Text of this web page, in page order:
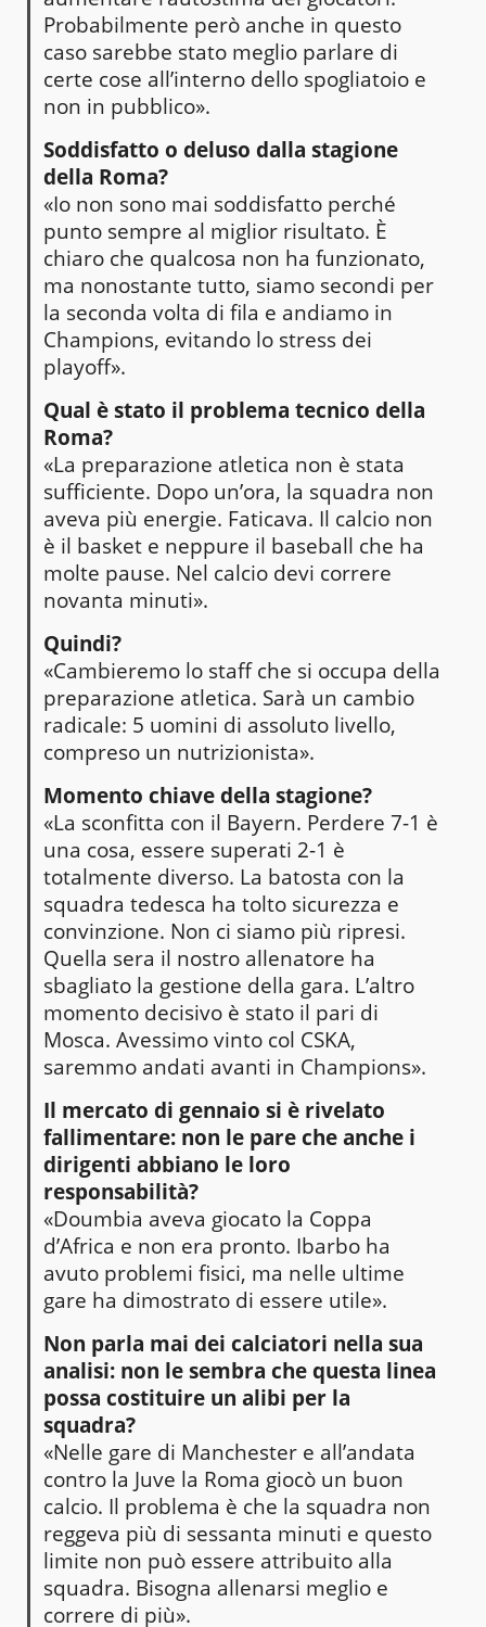
Probabilmente però anche in questo
caso sarebbe stato meglio parlare di
certe cose all’interno dello spogliatoio e
non in pubblico».
Soddisfatto o deluso dalla stagione
della Roma?
«Io non sono mai soddisfatto perché
punto sempre al miglior risultato. È
chiaro che qualcosa non ha funzionato,
ma nonostante tutto, siamo secondi per
la seconda volta di fila e andiamo in
Champions, evitando lo stress dei
playoff».
Qual è stato il problema tecnico della
Roma?
«La preparazione atletica non è stata
sufficiente. Dopo un’ora, la squadra non
aveva più energie. Faticava. Il calcio non
è il basket e neppure il baseball che ha
molte pause. Nel calcio devi correre
novanta minuti».
Quindi?
«Cambieremo lo staff che si occupa della
preparazione atletica. Sarà un cambio
radicale: 5 uomini di assoluto livello,
compreso un nutrizionista».
Momento chiave della stagione?
«La sconfitta con il Bayern. Perdere 7-1 è
una cosa, essere superati 2-1 è
totalmente diverso. La batosta con la
squadra tedesca ha tolto sicurezza e
convinzione. Non ci siamo più ripresi.
Quella sera il nostro allenatore ha
sbagliato la gestione della gara. L’altro
momento decisivo è stato il pari di
Mosca. Avessimo vinto col CSKA,
saremmo andati avanti in Champions».
Il mercato di gennaio si è rivelato
fallimentare: non le pare che anche i
dirigenti abbiano le loro
responsabilità?
«Doumbia aveva giocato la Coppa
d’Africa e non era pronto. Ibarbo ha
avuto problemi fisici, ma nelle ultime
gare ha dimostrato di essere utile».
Non parla mai dei calciatori nella sua
analisi: non le sembra che questa linea
possa costituire un alibi per la
squadra?
«Nelle gare di Manchester e all’andata
contro la Juve la Roma giocò un buon
calcio. Il problema è che la squadra non
reggeva più di sessanta minuti e questo
limite non può essere attribuito alla
squadra. Bisogna allenarsi meglio e
correre di più».